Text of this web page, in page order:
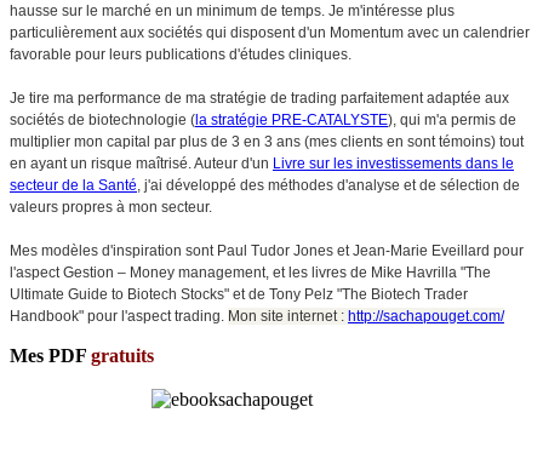
hausse sur le marché en un minimum de temps. Je m'intéresse plus
particulièrement aux sociétés qui disposent d'un Momentum avec un calendrier
favorable pour leurs publications d'études cliniques.
Je tire ma performance de ma stratégie de trading parfaitement adaptée aux
sociétés de biotechnologie (la stratégie PRE-CATALYSTE), qui m'a permis de
multiplier mon capital par plus de 3 en 3 ans (mes clients en sont témoins) tout
en ayant un risque maîtrisé. Auteur d'un Livre sur les investissements dans le
secteur de la Santé , j'ai développé des méthodes d'analyse et de sélection de
valeurs propres à mon secteur.
Mes modèles d'inspiration sont Paul Tudor Jones et Jean-Marie Eveillard pour
l'aspect Gestion – Money management, et les livres de Mike Havrilla "The
Ultimate Guide to Biotech Stocks" et de Tony Pelz "The Biotech Trader
Handbook" pour l'aspect trading. Mon site internet : http://sachapouget.com/
Mes PDF gratuits